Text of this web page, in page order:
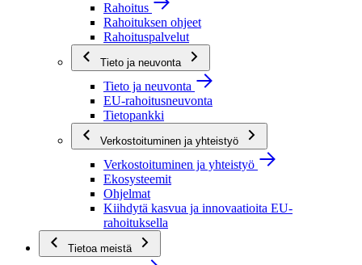
Rahoitus
Rahoituksen ohjeet
Rahoituspalvelut
Tieto ja neuvonta
Tieto ja neuvonta
EU-rahoitusneuvonta
Tietopankki
Verkostoituminen ja yhteistyö
Verkostoituminen ja yhteistyö
Ekosysteemit
Ohjelmat
Kiihdytä kasvua ja innovaatioita EU-
rahoituksella
Tietoa meistä